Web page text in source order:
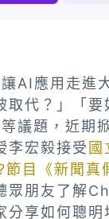
AI應用走進
取代？」「
議題，近期
李宏毅接受 國
節目《新聞真
眾朋友了解
分享如何聰明